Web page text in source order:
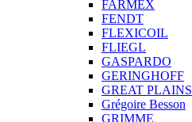
FARMEX
FENDT
FLEXICOIL
FLIEGL
GASPARDO
GERINGHOFF
GREAT PLAINS
Grégoire Besson
GRIMME